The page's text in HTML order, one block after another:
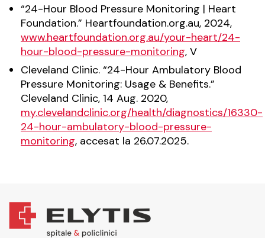
“24-Hour Blood Pressure Monitoring | Heart
Foundation.” Heartfoundation.org.au, 2024,
www.heartfoundation.org.au/your-heart/24-
hour-blood-pressure-monitoring, V
Cleveland Clinic. “24-Hour Ambulatory Blood
Pressure Monitoring: Usage & Benefits.”
Cleveland Clinic, 14 Aug. 2020,
my.clevelandclinic.org/health/diagnostics/16330-
24-hour-ambulatory-blood-pressure-
monitoring, accesat la 26.07.2025.